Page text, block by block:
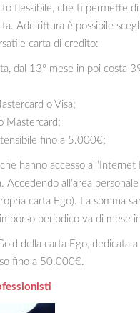
flessibile, che ti permette
Addirittura è possibile
carta di credito:
dal 13° mese in poi costa
o Visa;
Mastercard;
fino a 5.000€;
hanno accesso
Accedendo all’area
carta Ego). La somma
periodico va di mese
della carta Ego,
fino a 50.000€.